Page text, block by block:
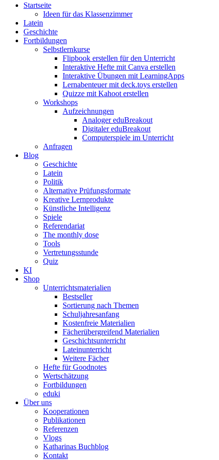
Startseite
Ideen für das Klassenzimmer
Latein
Geschichte
Fortbildungen
Selbstlernkurse
Flipbook erstellen für den Unterricht
Interaktive Hefte mit Canva erstellen
Interaktive Übungen mit LearningApps
Lernabenteuer mit deck.toys erstellen
Quizze mit Kahoot erstellen
Workshops
Aufzeichnungen
Analoger eduBreakout
Digitaler eduBreakout
Computerspiele im Unterricht
Anfragen
Blog
Geschichte
Latein
Politik
Alternative Prüfungsformate
Kreative Lernprodukte
Künstliche Intelligenz
Spiele
Referendariat
The monthly dose
Tools
Vertretungsstunde
Quiz
KI
Shop
Unterrichtsmaterialien
Bestseller
Sortierung nach Themen
Schuljahresanfang
Kostenfreie Materialien
Fächerübergreifend Materialien
Geschichtsunterricht
Lateinunterricht
Weitere Fächer
Hefte für Goodnotes
Wertschätzung
Fortbildungen
eduki
Über uns
Kooperationen
Publikationen
Referenzen
Vlogs
Katharinas Buchblog
Kontakt